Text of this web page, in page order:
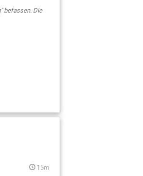
befassen. Die
15m